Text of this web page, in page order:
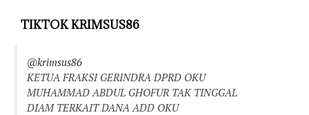
TIKTOK KRIMSUS86
@krimsus86
KETUA FRAKSI GERINDRA DPRD OKU
MUHAMMAD ABDUL GHOFUR TAK TINGGAL
DIAM TERKAIT DANA ADD OKU